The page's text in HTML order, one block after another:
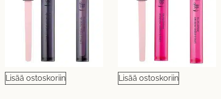
Lisää ostoskoriin Lisää ostoskoriin